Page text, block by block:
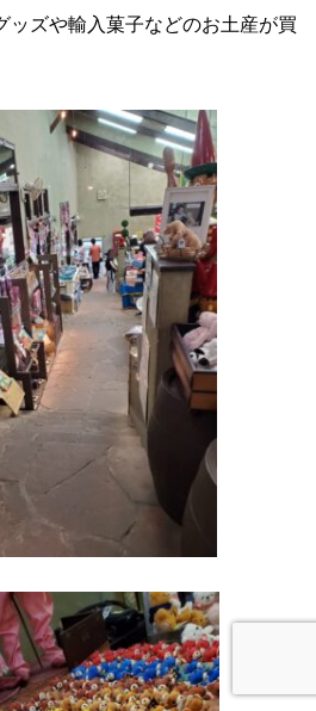
ッズや輸入菓子などのお土産が買